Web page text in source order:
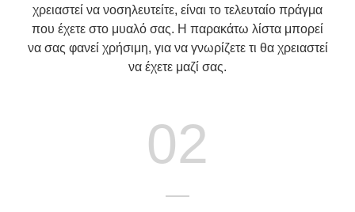
χρειαστεί να νοσηλευτείτε, είναι το τελευταίο πράγμα
που έχετε στο μυαλό σας. Η παρακάτω λίστα μπορεί
να σας φανεί χρήσιμη, για να γνωρίζετε τι θα χρειαστεί
να έχετε μαζί σας.
02